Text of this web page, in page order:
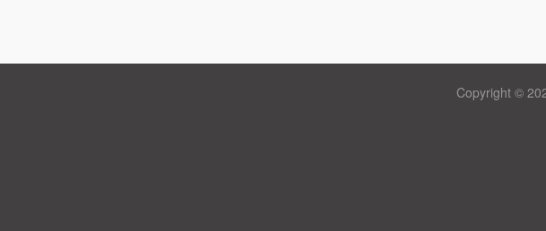
Copyright ©